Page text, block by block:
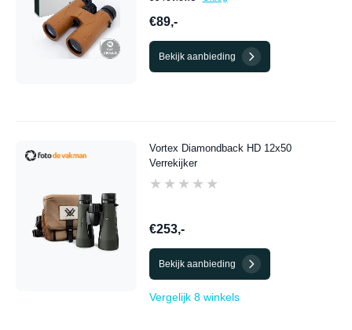
€89,-
Bekijk aanbieding
Vortex Diamondback HD 12x50
Verrekijker
★★★★★
★★★★★
€253,-
Bekijk aanbieding
Vergelijk 8 winkels